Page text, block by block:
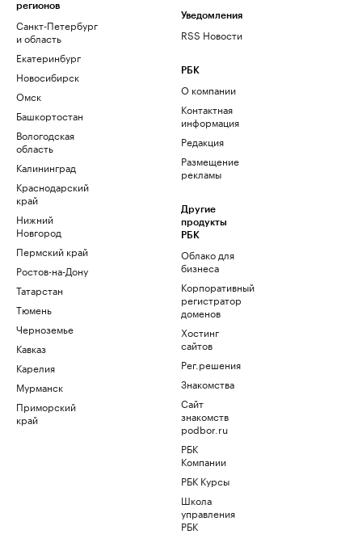
регионов
Санкт-Петербург
и область
Екатеринбург
Новосибирск
Омск
Башкортостан
Вологодская
область
Калининград
Краснодарский
край
Нижний
Новгород
Пермский край
Ростов-на-Дону
Татарстан
Тюмень
Черноземье
Кавказ
Карелия
Мурманск
Приморский
край
Уведомления
RSS Новости
РБК
О компании
Контактная
информация
Редакция
Размещение
рекламы
Другие
продукты
РБК
Облако для
бизнеса
Корпоративный
регистратор
доменов
Хостинг
сайтов
Рег.решения
Знакомства
Сайт
знакомств
podbor.ru
РБК
Компании
РБК Курсы
Школа
управления
РБК